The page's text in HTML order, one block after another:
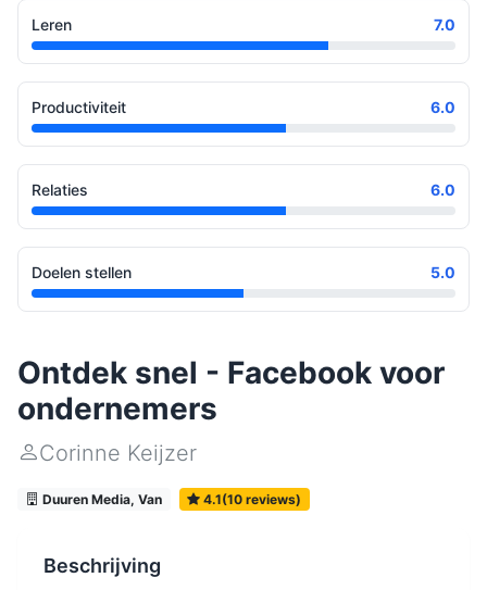
Leren 7.0
Productiviteit 6.0
Relaties 6.0
Doelen stellen 5.0
Ontdek snel - Facebook voor
ondernemers
Corinne Keijzer
Duuren Media, Van 4.1(10 reviews)
Beschrijving